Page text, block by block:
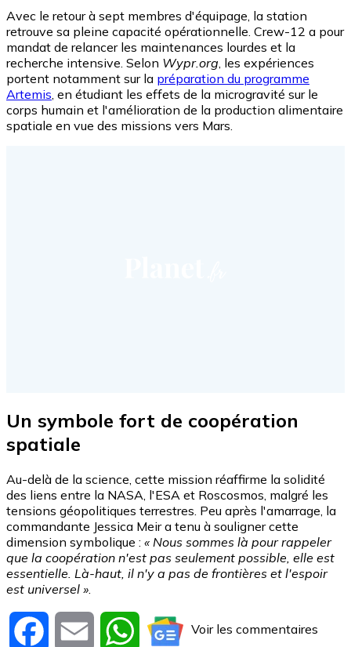
Avec le retour à sept membres d'équipage, la station
retrouve sa pleine capacité opérationnelle. Crew-12 a pour
mandat de relancer les maintenances lourdes et la
recherche intensive. Selon Wypr.org , les expériences
portent notamment sur la préparation du programme
Artemis , en étudiant les effets de la microgravité sur le
corps humain et l'amélioration de la production alimentaire
spatiale en vue des missions vers Mars.
Un symbole fort de coopération
spatiale
Au-delà de la science, cette mission réaffirme la solidité
des liens entre la NASA, l'ESA et Roscosmos, malgré les
tensions géopolitiques terrestres. Peu après l'amarrage, la
commandante Jessica Meir a tenu à souligner cette
dimension symbolique : « Nous sommes là pour rappeler
que la coopération n'est pas seulement possible, elle est
essentielle. Là-haut, il n'y a pas de frontières et l'espoir
est universel »
Facebook Email WhatsAppVoir les commentaires